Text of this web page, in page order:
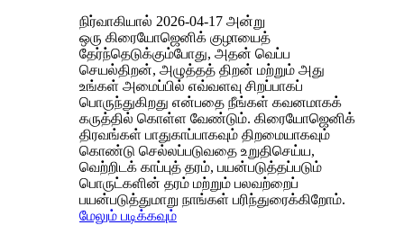
நிர்வாகியால் 2026-04-17 அன்று
ஒரு கிரையோஜெனிக் குழாயைத்
தேர்ந்தெடுக்கும்போது, ​​அதன் வெப்ப
செயல்திறன், அழுத்தத் திறன் மற்றும் அது
உங்கள் அமைப்பில் எவ்வளவு சிறப்பாகப்
பொருந்துகிறது என்பதை நீங்கள் கவனமாகக்
கருத்தில் கொள்ள வேண்டும். கிரையோஜெனிக்
திரவங்கள் பாதுகாப்பாகவும் திறமையாகவும்
கொண்டு செல்லப்படுவதை உறுதிசெய்ய,
வெற்றிடக் காப்புத் தரம், பயன்படுத்தப்படும்
பொருட்களின் தரம் மற்றும் பலவற்றைப்
பயன்படுத்துமாறு நாங்கள் பரிந்துரைக்கிறோம்.
மேலும் படிக்கவும்